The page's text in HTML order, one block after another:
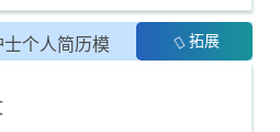
个人简历模 拓展